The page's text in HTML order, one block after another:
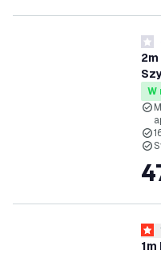
0
W
1